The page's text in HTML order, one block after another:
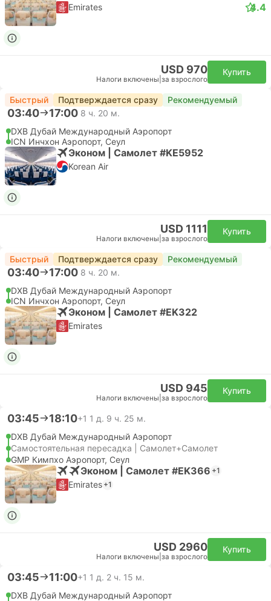
Emirates 4.4
USD 970
Налоги включены за взрослого
Купить
Быстрый Подтверждается сразу Рекомендуемый
03:40 17:00 8 ч. 20 м.
DXB Дубай Международный Аэропорт
ICN Инчхон Аэропорт, Сеул
Эконом | Самолет #KE5952
Korean Air
USD 1111
Налоги включены за взрослого
Купить
Быстрый Подтверждается сразу Рекомендуемый
03:40 17:00 8 ч. 20 м.
DXB Дубай Международный Аэропорт
ICN Инчхон Аэропорт, Сеул
Эконом | Самолет #EK322
Emirates
USD 945
Налоги включены за взрослого
Купить
03:45 18:10+1 1 д. 9 ч. 25 м.
DXB Дубай Международный Аэропорт
Самостоятельная пересадка | Самолет+Самолет
GMP Кимпхо Аэропорт, Сеул
Эконом | Самолет #EK366 +1
Emirates +1
USD 2960
Налоги включены за взрослого
Купить
03:45 11:00+1 1 д. 2 ч. 15 м.
DXB Дубай Международный Аэропорт